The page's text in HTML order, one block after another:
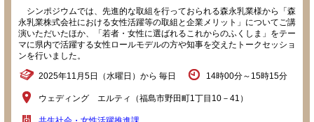
シンポジウムでは、先進的な取組を行っておられる森永乳業様から「森
永乳業株式会社における女性活躍等の取組と企業メリット」についてご講
演いただいたほか、「若者・女性に選ばれるこれからのふくしま」をテー
マに県内で活躍する女性ロールモデルの方や知事を交えたトークセッショ
ンを行いました。
2025年11月5日（水曜日）から 毎日 14時00分～15時15分
ウェディング エルティ（福島市野田町1丁目10－41）